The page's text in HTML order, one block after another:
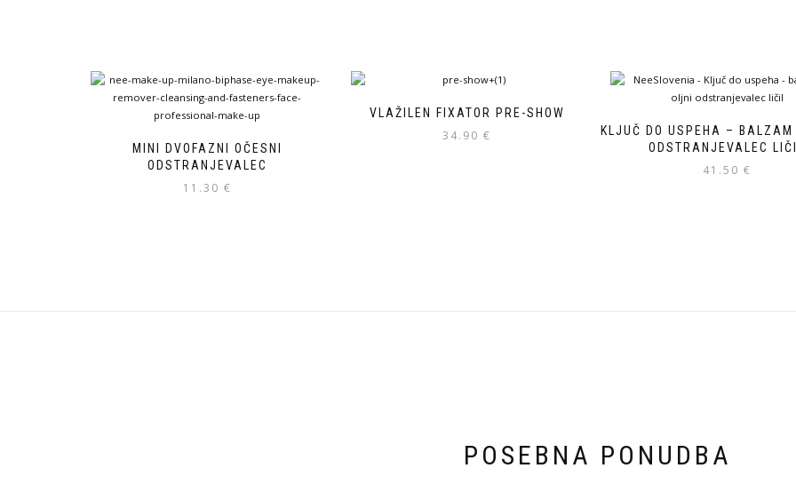
MINI DVOFAZNI OČESNI
ODSTRANJEVALEC
11.30 €
VLAŽILEN FIXATOR PRE-SHOW
34.90€
KLJUČ DO USPEHA – BALZAM
ODSTRANJEVALEC
41.50 €
POSEBNA PONUDBA